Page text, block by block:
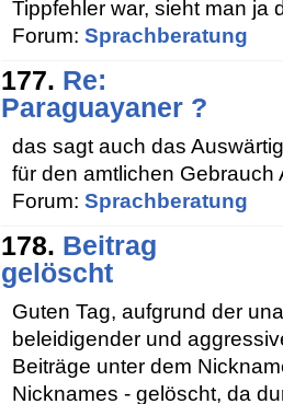
Tippfehler war, sieht man ja
Forum: Sprachberatung
177. Re:
Paraguayaner ?
das sagt auch das
für den amtlichen Gebrauch
Forum: Sprachberatung
178. Beitrag
gelöscht
Guten Tag, aufgrund der
beleidigender und
Beiträge unter dem
Nicknames - gelöscht, da